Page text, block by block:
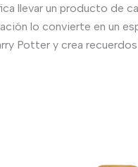
llevar un producto de
lo convierte en un
Potter y crea